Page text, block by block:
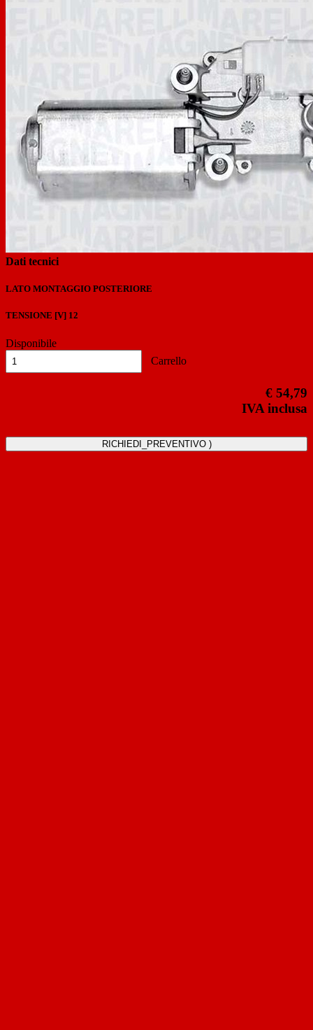
Previous
Next
Dati tecnici
LATO MONTAGGIO POSTERIORE
TENSIONE [V] 12
Disponibile
Carrello
€ 54,79
IVA inclusa
RICHIEDI_PREVENTIVO )